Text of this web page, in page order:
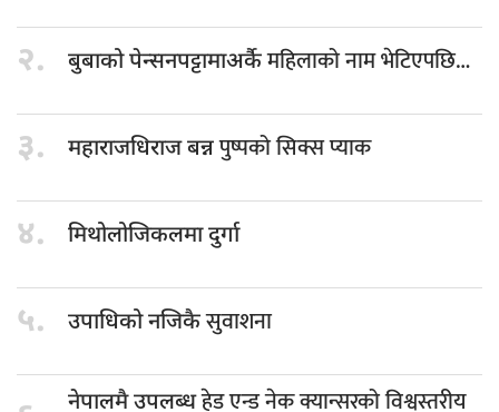
२. बुबाको पेन्सनपट्टामाअर्कैमहिलाको नाम भेटिएपछि…
३. महाराजधिराज बन्नपुष्पको सिक्स प्याक
४. मिथोलोजिकलमा दुर्गा
५. उपाधिको नजिकैसुवाशना
नेपालमै उपलब्धहेड एन्ड नेक क्यान्सरको विश्वस्तरीय